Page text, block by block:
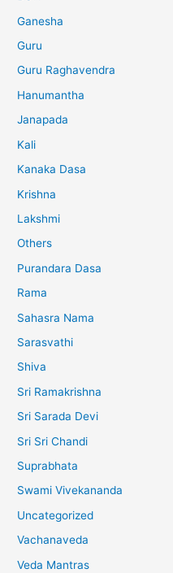
Ganesha
Guru
Guru Raghavendra
Hanumantha
Janapada
Kali
Kanaka Dasa
Krishna
Lakshmi
Others
Purandara Dasa
Rama
Sahasra Nama
Sarasvathi
Shiva
Sri Ramakrishna
Sri Sarada Devi
Sri Sri Chandi
Suprabhata
Swami Vivekananda
Uncategorized
Vachanaveda
Veda Mantras